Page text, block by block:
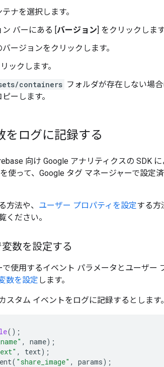
ナを選択します。
バーにある [バージョン] をクリックします
ージョンをクリックします。
ックします。
containers フォルダが存在しない場
ーします。
をログに記録する
向け Google アナリティクスの SDK
使って、Google タグ マネージャーで設定
方法や、 ユーザー プロパティを設定する方
ください。
数を設定する
で使用するイベント パラメータとユーザー
数を設定 します。
スタム イベントをログに記録するとします。
();
, name);
, text);
( "share_image" , params);